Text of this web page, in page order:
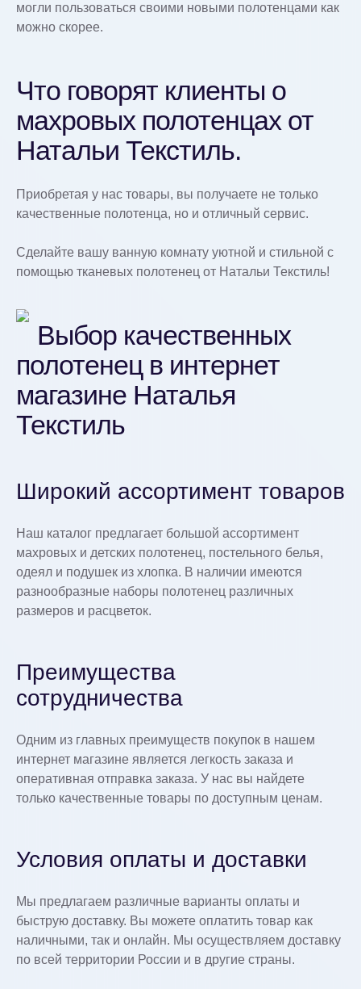
могли пользоваться своими новыми полотенцами как
можно скорее.
Что говорят клиенты о
махровых полотенцах от
Натальи Текстиль.
Приобретая у нас товары, вы получаете не только
качественные полотенца, но и отличный сервис.
Сделайте вашу ванную комнату уютной и стильной с
помощью тканевых полотенец от Натальи Текстиль!
Выбор качественных
полотенец в интернет
магазине Наталья
Текстиль
Широкий ассортимент товаров
Наш каталог предлагает большой ассортимент
махровых и детских полотенец, постельного белья,
одеял и подушек из хлопка. В наличии имеются
разнообразные наборы полотенец различных
размеров и расцветок.
Преимущества
сотрудничества
Одним из главных преимуществ покупок в нашем
интернет магазине является легкость заказа и
оперативная отправка заказа. У нас вы найдете
только качественные товары по доступным ценам.
Условия оплаты и доставки
Мы предлагаем различные варианты оплаты и
быструю доставку. Вы можете оплатить товар как
наличными, так и онлайн. Мы осуществляем доставку
по всей территории России и в другие страны.